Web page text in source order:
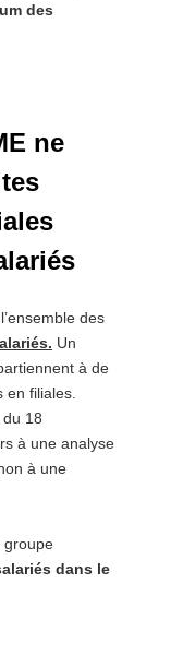
des
ne
des
Un
à de
filiales.
18
à une analyse
à une
groupe
dans le